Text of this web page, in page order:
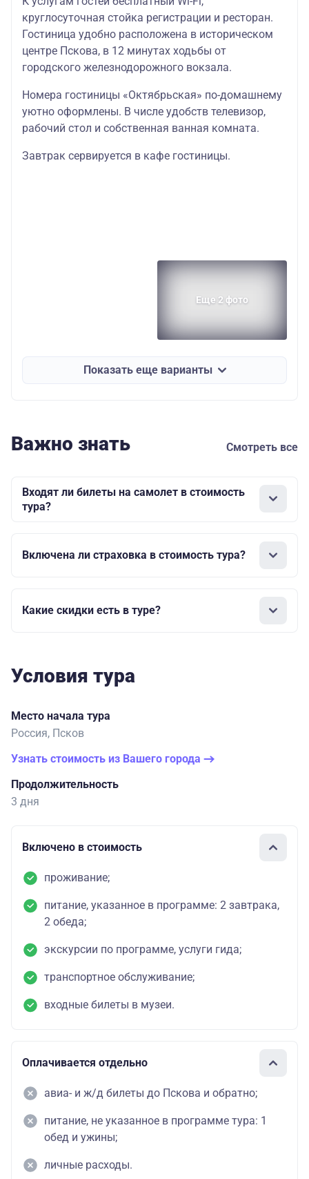
круглосуточная стойка регистрации и ресторан.
Гостиница удобно расположена в историческом
центре Пскова, в 12 минутах ходьбы от
городского железнодорожного вокзала.
Номера гостиницы «Октябрьская» по-домашнему
уютно оформлены. В числе удобств телевизор,
рабочий стол и собственная ванная комната.
Завтрак сервируется в кафе гостиницы.
Еще 2 фото
Показать еще варианты
Важно знать Смотреть все
Входят ли билеты на самолет в стоимость
тура?
Включена ли страховка в стоимость тура?
Какие скидки есть в туре?
Условия тура
Место начала тура
Россия, Псков
Узнать стоимость из Вашего города
Продолжительность
3 дня
Включено в стоимость
проживание;
питание, указанное в программе: 2 завтрака,
2 обеда;
экскурсии по программе, услуги гида;
транспортное обслуживание;
входные билеты в музеи.
Оплачивается отдельно
авиа- и ж/д билеты до Пскова и обратно;
питание, не указанное в программе тура: 1
обед и ужины;
личные расходы.